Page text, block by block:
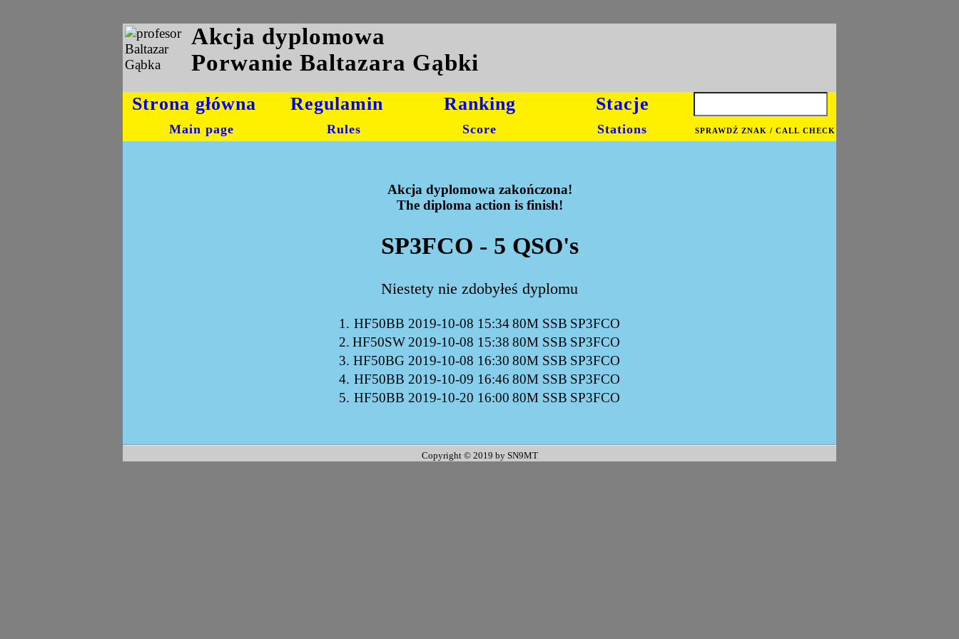
Akcja dyplomowa
Porwanie Baltazara Gąbki
Strona główna
Main page
Regulamin
Rules
Ranking
Score
Stacje
Stations SPRAWDŹ ZNAK / CALL CHECK
Akcja dyplomowa zakończona!
The diploma action is finish!
SP3FCO - 5 QSO's
Niestety nie zdobyłeś dyplomu
1. HF50BB 2019-10-08 15:3480M SSB SP3FCO
2. HF50SW2019-10-08 15:38 80M SSB SP3FCO
3. HF50BG 2019-10-08 16:30 80M SSB SP3FCO
4. HF50BB 2019-10-09 16:46 80M SSB SP3FCO
5. HF50BB 2019-10-20 16:00 80M SSB SP3FCO
Copyright © 2019 by SN9MT